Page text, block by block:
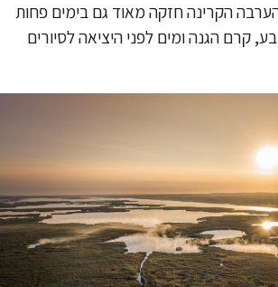
הקרינה חזקה מאוד גם בימים פחות
הגנה ומים לפני היציאה לסיורים